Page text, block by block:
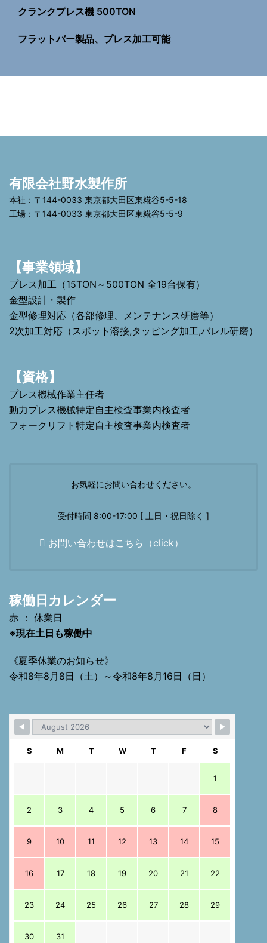
クランクプレス機 500TON
フラットバー製品、プレス加工可能
有限会社野水製作所
本社：〒144-0033 東京都大田区東糀谷5-5-18
工場：〒144-0033 東京都大田区東糀谷5-5-9
【事業領域】
プレス加工（15TON～500TON 全19台保有）
金型設計・製作
金型修理対応（各部修理、メンテナンス研磨等）
2次加工対応（スポット溶接,タッピング加工,バレル研磨）
【資格】
プレス機械作業主任者
動力プレス機械特定自主検査事業内検査者
フォークリフト特定自主検査事業内検査者
お気軽にお問い合わせください。
受付時間 8:00-17:00 [ 土日・祝日除く ]
お問い合わせはこちら（click）
稼働日カレンダー
赤 ： 休業日
※現在土日も稼働中
《夏季休業のお知らせ》
令和8年8月8日（土）～令和8年8月16日（日）
S M T W T F S
1
2 3 4 5 6 7 8
9 10 11 12 13 14 15
16 17 18 19 20 21 22
23 24 25 26 27 28 29
30 31